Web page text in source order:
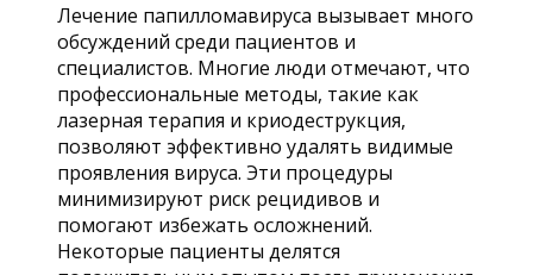
Лечение папилломавируса вызывает много
обсуждений среди пациентов и
специалистов. Многие люди отмечают, что
профессиональные методы, такие как
лазерная терапия и криодеструкция,
позволяют эффективно удалять видимые
проявления вируса. Эти процедуры
минимизируют риск рецидивов и
помогают избежать осложнений.
Некоторые пациенты делятся